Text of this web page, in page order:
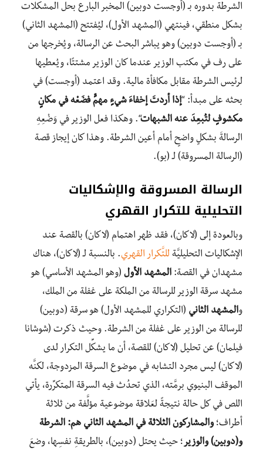
الشرطة بدوره بـ (أوجست دوبين) المخبر البارع بحل المشكلات
بشكل منطقي، فينتهي (المشهد الأول)، ليُفتتح (المشهد الثاني)
بـ (أوجست دوبين) وهو يباشر البحث عن الرسالة، ويُخرجها من
على رف في مكتب الوزير عندما كان الوزير مشتتًا، ويُعطيها
لرئيس الشرطة مقابل مكافأة مالية. وقد اعتمد (أوجست) في
بحثه على مبدأ: “إذا أردتَ إخفاءَ شيءٍ مهمٍّ فضَعْه في مكانٍ
مكشوفٍ لتُبعِدَ عنه الشبهات“. وهكذا فعل الوزير في وَضْعِهِ
الرسالةَ بشكلٍ واضحٍ أمام أعين الشرطة. وهذا كان إيجاز قصة
(الرسالة المسروقة) لـ (بو).
الرسالة المسروقة والإشكاليات
التحليلية للتكرار القهري
وبالعودة إلى (لاكان)، فقد ظهر اهتمام (لاكان) بالقصة عند
الإشكاليات التحليليَّة للتَّكرار القهري. بالنسبة لـ (لاكان)، هناك
مشهدان في القصة: المشهد الأول (وهو المشهد الأساسي) هو
مشهد سرقة الوزير للرسالة من الملكة على غفلة من الملك،
والمشهد الثاني (التكراري للمشهد الأول) هو سرقة (دوبين)
للرسالة من الوزير على غفلة من الشرطة. وحيث ذكرت (شوشانا
فيلمان) عن تحليل (لاكان) للقصة، أن ما يشكِّل التكرار لدى
(لاكان) ليس مجرد التشابه في موضوع السرقة المزدوجة، لكنَّه
الموقف البنيوي برمَّته، الذي تحدُث فيه السرقة المتكرِّرة، يأتي
اللص في كل حالة نتيجةً لعَلاقة موضوعية مؤلَّفة من ثلاثة
أطراف؛والمشاركون الثلاثة في المشهد الثاني هم: الشرطة
و(دوبين) والوزير؛ حيث يحتل (دوبين)، بالطريقةِ نفسِها، وضعَ